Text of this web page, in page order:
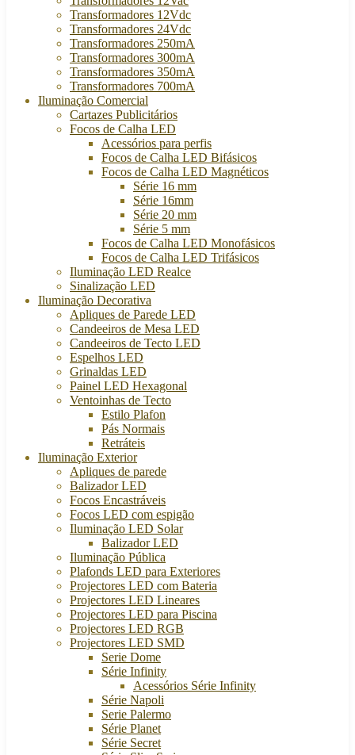
Transformadores 12Vdc
Transformadores 24Vdc
Transformadores 250mA
Transformadores 300mA
Transformadores 350mA
Transformadores 700mA
Iluminação Comercial
Cartazes Publicitários
Focos de Calha LED
Acessórios para perfis
Focos de Calha LED Bifásicos
Focos de Calha LED Magnéticos
Série 16 mm
Série 16mm
Série 20 mm
Série 5 mm
Focos de Calha LED Monofásicos
Focos de Calha LED Trifásicos
Iluminação LED Realce
Sinalização LED
Iluminação Decorativa
Apliques de Parede LED
Candeeiros de Mesa LED
Candeeiros de Tecto LED
Espelhos LED
Grinaldas LED
Painel LED Hexagonal
Ventoinhas de Tecto
Estilo Plafon
Pás Normais
Retráteis
Iluminação Exterior
Apliques de parede
Balizador LED
Focos Encastráveis
Focos LED com espigão
Iluminação LED Solar
Balizador LED
Iluminação Pública
Plafonds LED para Exteriores
Projectores LED com Bateria
Projectores LED Lineares
Projectores LED para Piscina
Projectores LED RGB
Projectores LED SMD
Serie Dome
Série Infinity
Acessórios Série Infinity
Série Napoli
Serie Palermo
Série Planet
Série Secret